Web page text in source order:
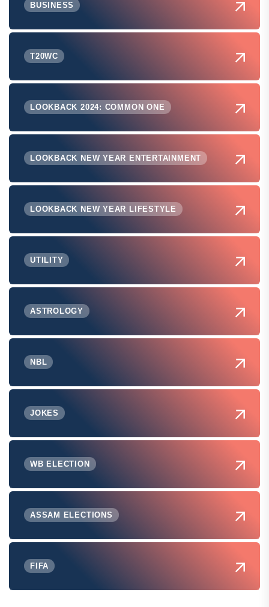
BUSINESS
T20WC
LOOKBACK 2024: COMMON ONE
LOOKBACK NEW YEAR ENTERTAINMENT
LOOKBACK NEW YEAR LIFESTYLE
UTILITY
ASTROLOGY
NBL
JOKES
WB ELECTION
ASSAM ELECTIONS
FIFA